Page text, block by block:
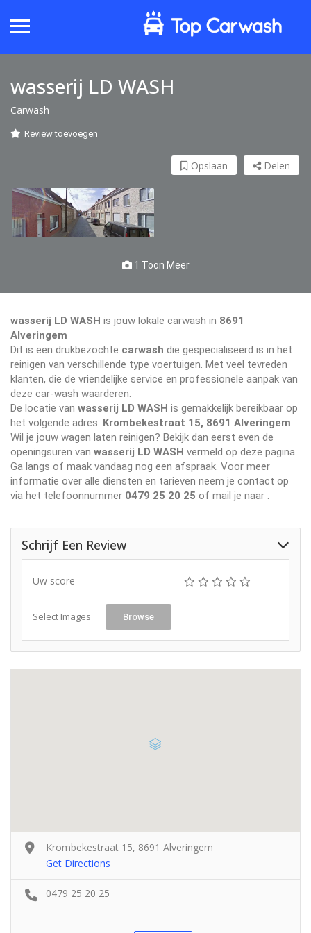
wasserij LD WASH
Carwash
Review toevoegen
Delen
Opslaan
1 Toon Meer
wasserij LD WASH is jouw lokale carwash in 8691
Alveringem
Dit is een drukbezochte carwash die gespecialiseerd is in het
reinigen van verschillende type voertuigen. Met veel tevreden
klanten, die de vriendelijke service en professionele aanpak van
deze car-wash waarderen.
De locatie van wasserij LD WASH is gemakkelijk bereikbaar op
het volgende adres: Krombekestraat 15, 8691 Alveringem
Wil je jouw wagen laten reinigen? Bekijk dan eerst even de
openingsuren van wasserij LD WASH vermeld op deze pagina.
Ga langs of maak vandaag nog een afspraak. Voor meer
informatie over alle diensten en tarieven neem je contact op
via het telefoonnummer 0479 25 20 25 of mail je naar
Schrijf Een Review
Uw score
Select Images Browse
Krombekestraat 15, 8691 Alveringem
Get Directions
0479 25 20 25